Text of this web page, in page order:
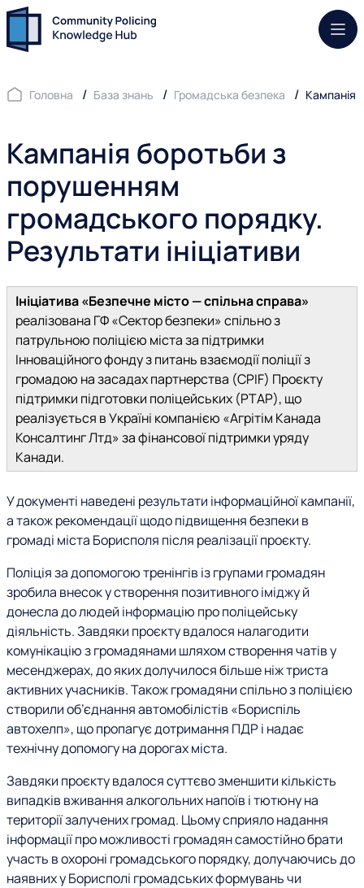
Головна База знань Громадська безпека Кампанія
Кампанія боротьби з
порушенням
громадського порядку.
Результати ініціативи
Ініціатива «Безпечне місто — спільна справа»
реалізована ГФ «Сектор безпеки» спільно з
патрульною поліцією міста за підтримки
Інноваційного фонду з питань взаємодії поліції з
громадою на засадах партнерства (CPIF) Проєкту
підтримки підготовки поліцейських (PTAP), що
реалізується в Україні компанією «Агрітім Канада
Консалтинг Лтд» за фінансової підтримки уряду
Канади.
У документі наведені результати інформаційної кампанії,
а також рекомендації щодо підвищення безпеки в
громаді міста Борисполя після реалізації проєкту.
Поліція за допомогою тренінгів із групами громадян
зробила внесок у створення позитивного іміджу й
донесла до людей інформацію про поліцейську
діяльність. Завдяки проєкту вдалося налагодити
комунікацію з громадянами шляхом створення чатів у
месенджерах, до яких долучилося більше ніж триста
активних учасників. Також громадяни спільно з поліцією
створили об’єднання автомобілістів «Бориспіль
автохелп», що пропагує дотримання ПДР і надає
технічну допомогу на дорогах міста.
Завдяки проєкту вдалося суттєво зменшити кількість
випадків вживання алкогольних напоїв і тютюну на
території залучених громад. Цьому сприяло надання
інформації про можливості громадян самостійно брати
участь в охороні громадського порядку, долучаючись до
наявних у Борисполі громадських формувань чи